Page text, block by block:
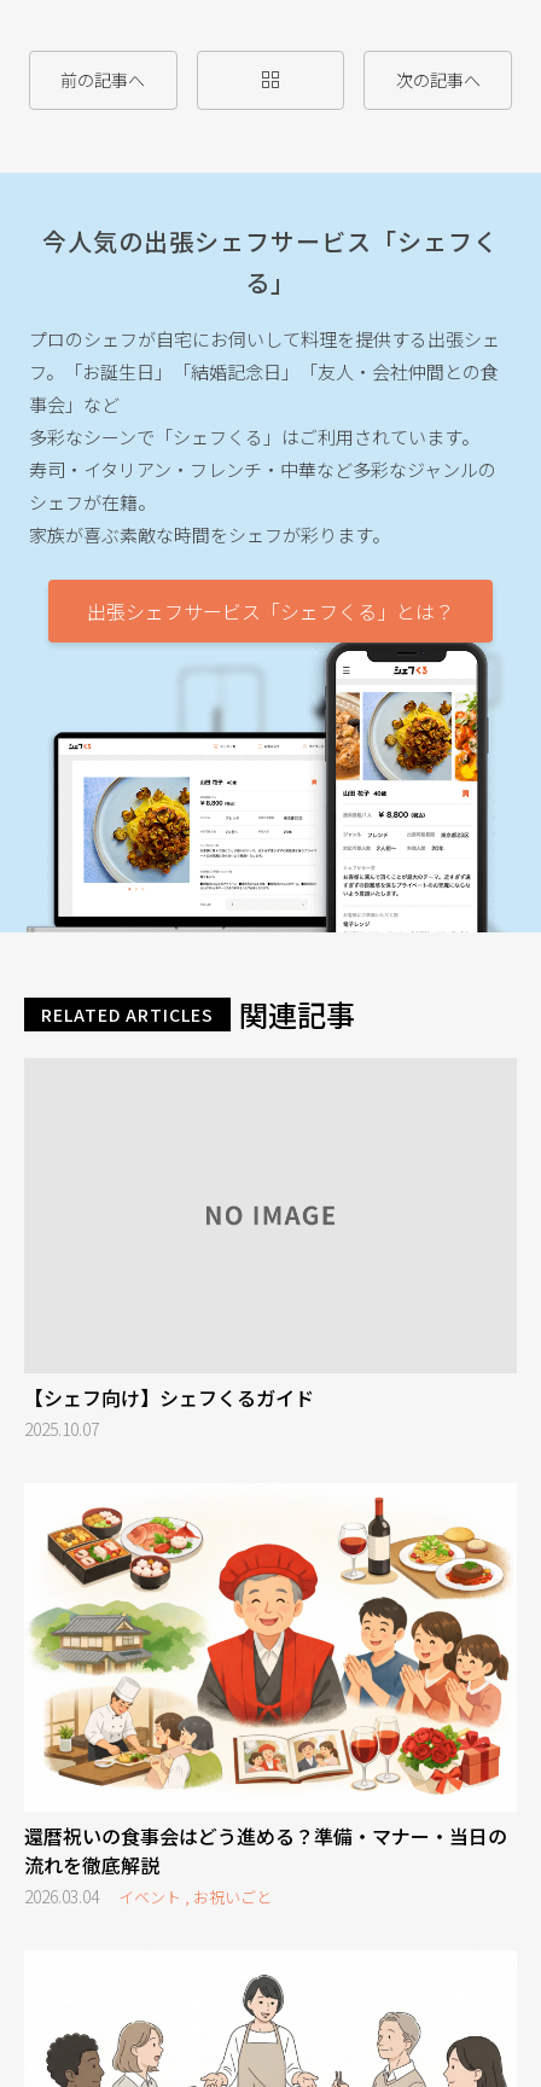
前の記事へ 次の記事へ
今人気の出張シェフサービス「シェフく
る」
プロのシェフが自宅にお伺いして料理を提供する出張シェ
フ。
「お誕生日」「結婚記念日」「友人・会社仲間との食
事会」など
多彩なシーンで「シェフくる」はご利用されています。
寿司・イタリアン・フレンチ・中華など多彩なジャンルの
シェフが在籍。
家族が喜ぶ素敵な時間をシェフが彩ります。
出張シェフサービス「シェフくる」とは？
RELATED ARTICLES 関連記事
【シェフ向け】シェフくるガイド
2025.10.07
還暦祝いの食事会はどう進める？準備・マナー・当日の
流れを徹底解説
2026.03.04 イベント , お祝いごと